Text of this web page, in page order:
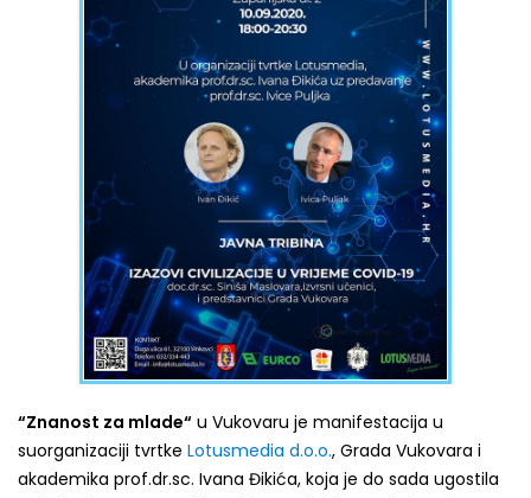
“Znanost za mlade“ u Vukovaru je manifestacija u
suorganizaciji tvrtke Lotusmedia d.o.o., Grada Vukovara i
akademika prof.dr.sc. Ivana Đikića, koja je do sada ugostila